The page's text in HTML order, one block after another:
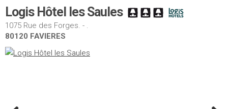
Logis Hôtel les Saules
1075 Rue des Forges. - .
80120 FAVIERES